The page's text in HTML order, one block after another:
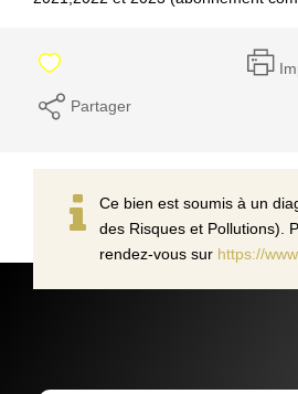
Partager
Ce bien est soumis à un
des Risques et Pollutions).
rendez-vous sur https://